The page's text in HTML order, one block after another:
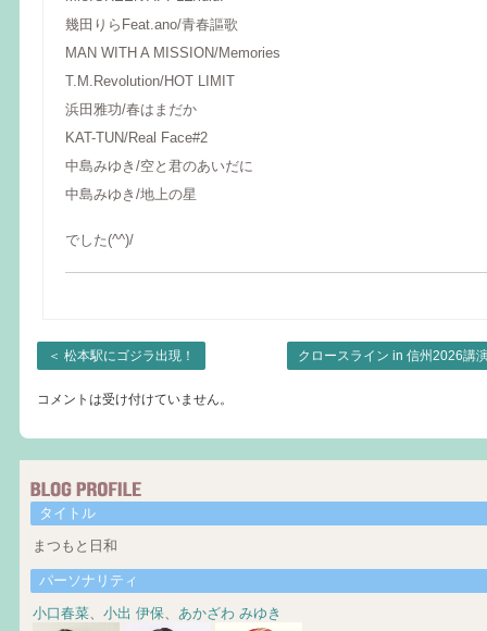
幾田りらFeat.ano/青春謳歌
MAN WITH A MISSION/Memories
T.M.Revolution/HOT LIMIT
浜田雅功/春はまだか
KAT-TUN/Real Face#2
中島みゆき/空と君のあいだに
中島みゆき/地上の星
でした(^^)/
＜ 松本駅にゴジラ出現！ クロースライン in 信州2026講
コメントは受け付けていません。
タイトル
まつもと日和
パーソナリティ
小口春菜
小出 伊保 あかざわ みゆき